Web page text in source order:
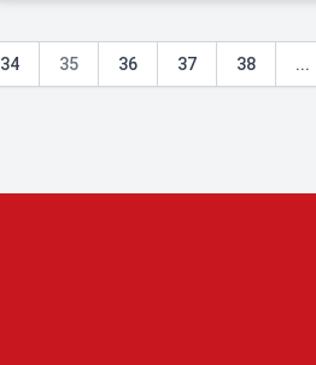
34 35 36 37 38 ...